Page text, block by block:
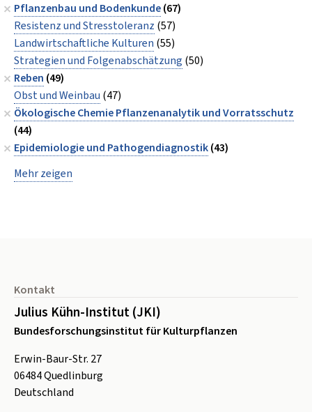
Pflanzenbau und Bodenkunde(67)
Resistenz und Stresstoleranz (57)
Landwirtschaftliche Kulturen (55)
Strategien und Folgenabschätzung (50)
Reben (49)
Obst und Weinbau (47)
Ökologische Chemie Pflanzenanalytik und Vorratsschutz
(44)
Epidemiologie und Pathogendiagnostik(43)
Mehr zeigen
Kontakt
Julius Kühn-Institut (JKI)
Bundesforschungsinstitut für Kulturpflanzen
Erwin-Baur-Str. 27
06484Quedlinburg
Deutschland